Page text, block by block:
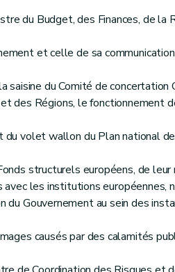
du Budget, des Finances, de la
et celle de sa
saisine du Comité de concertation
des Régions, le fonctionnement
volet wallon du Plan national
structurels européens, de leur
les institutions européennes,
Gouvernement au sein des
causés par des calamités